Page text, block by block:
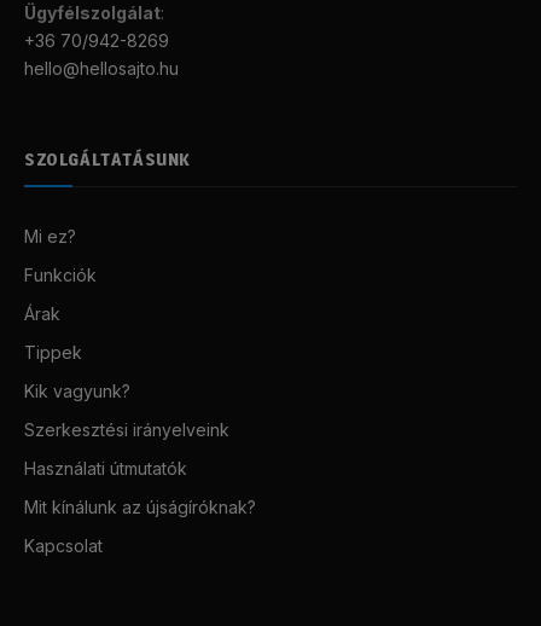
Ügyfélszolgálat:
+36 70/942-8269
hello@hellosajto.hu
SZOLGÁLTATÁSUNK
Mi ez?
Funkciók
Árak
Tippek
Kik vagyunk?
Szerkesztési irányelveink
Használati útmutatók
Mit kínálunk az újságíróknak?
Kapcsolat